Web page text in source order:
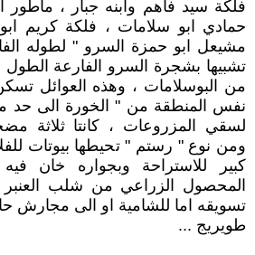
فلكة سيد فاهم وأبنه جبار ،
حمادي ابو سلامات ، فلكة كريم
مشيعل ابو حمزة السرو " لطوله
تشبيها بشجرة السرو الفارعة الطول
من البوسلامات ، وهذه العوائل
نفس المنطقة من " الخورة الى حد
لسقي المزروعات ، كانتا ثلاثة
ومن نوع " رستم " تحيطها بيوتات
كبير للاستراحة وبجواره خان
المحصول الزراعي من شلب
تسويقه اما للشامية او الى
طويريج ...